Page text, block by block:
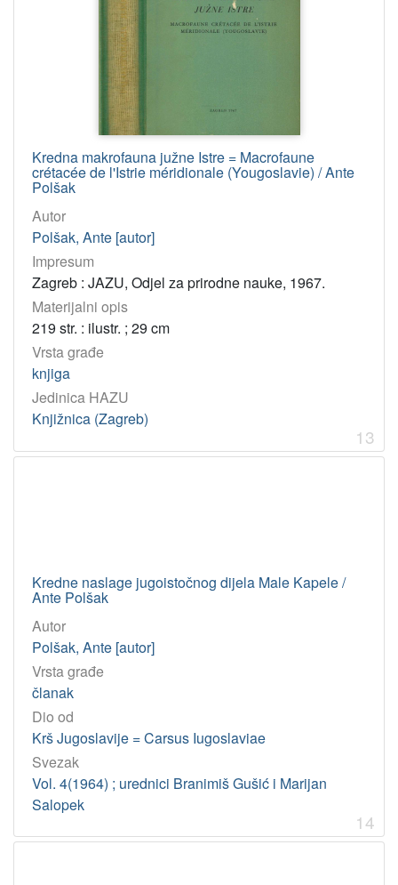
Kredna makrofauna južne Istre = Macrofaune
crétacée de l'Istrie méridionale (Yougoslavie) / Ante
Polšak
Autor
Polšak, Ante [autor]
Impresum
Zagreb : JAZU, Odjel za prirodne nauke, 1967.
Materijalni opis
219 str. : ilustr. ; 29 cm
Vrsta građe
knjiga
Jedinica HAZU
Knjižnica (Zagreb)
13
Kredne naslage jugoistočnog dijela Male Kapele /
Ante Polšak
Autor
Polšak, Ante [autor]
Vrsta građe
članak
Dio od
Krš Jugoslavije = Carsus Iugoslaviae
Svezak
Vol. 4(1964) ; urednici Branimiš Gušić i Marijan
Salopek
14